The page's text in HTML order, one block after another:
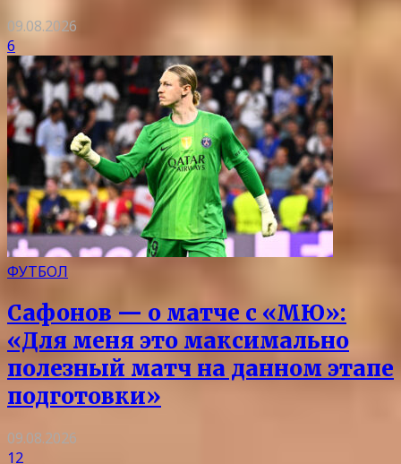
09.08.2026
6
ФУТБОЛ
Сафонов — о матче с «МЮ»:
«Для меня это максимально
полезный матч на данном этапе
подготовки»
09.08.2026
12